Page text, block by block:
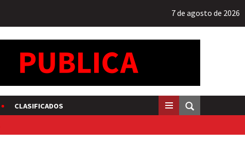
7 de agosto de 2026
CLASIFICADOS